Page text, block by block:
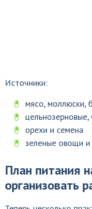
Источники:
мясо, моллюски,
орехи и семена
зеленые овощи и
План питания
организовать